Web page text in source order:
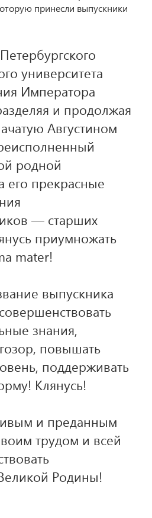
принесли выпускники
университета
Императора
и продолжая
Августином
родной
его прекрасные
— старших
приумножать
mater!
выпускника
знания,
повышать
поддерживать
Клянусь!
и преданным
трудом и всей
Родины!